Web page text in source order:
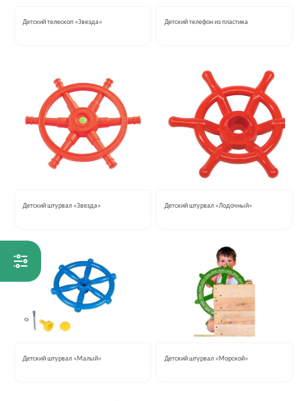
Детский телескоп «Звезда» Детский телефон из пластика
Детский штурвал «Звезда» Детский штурвал «Лодочный»
Детский штурвал «Малый» Детский штурвал «Морской»